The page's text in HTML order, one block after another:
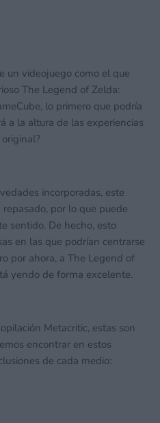
un videojuego como el que
The Legend of Zelda:
lo primero que podría
a la altura de las experiencias
incorporadas, este
por lo que puede
sentido. De hecho, esto
en las que podrían centrarse
por ahora, a The Legend of
yendo de forma excelente.
Metacritic, estas son
encontrar en estos
de cada medio: